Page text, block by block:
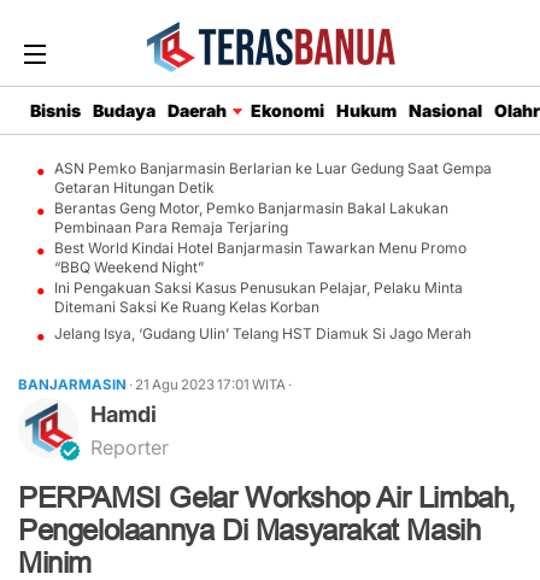
Bisnis Budaya Daerah Ekonomi Hukum Nasional
ASN Pemko Banjarmasin Berlarian ke Luar Gedung Saat Gempa
Getaran Hitungan Detik
Berantas Geng Motor, Pemko Banjarmasin Bakal Lakukan
Pembinaan Para Remaja Terjaring
Best World Kindai Hotel Banjarmasin Tawarkan Menu Promo
“BBQ Weekend Night”
Ini Pengakuan Saksi Kasus Penusukan Pelajar, Pelaku Minta
Ditemani Saksi Ke Ruang Kelas Korban
Jelang Isya, ‘Gudang Ulin’ Telang HST Diamuk Si Jago Merah
BANJARMASIN · 21 Agu 202317:01 WITA ·
Hamdi
Reporter
PERPAMSI Gelar Workshop Air Limbah,
Pengelolaannya Di Masyarakat Masih
Minim